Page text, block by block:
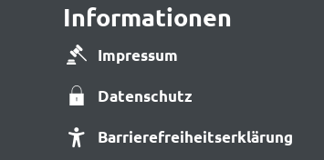
Informationen
Impressum
Datenschutz
Barrierefreiheitserklärung